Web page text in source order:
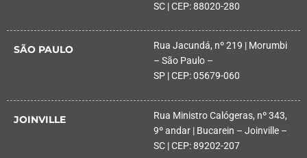
SC | CEP: 88020-280
SÃO PAULO
Rua Jacundá, nº 219 | Morumbi
– São Paulo –
SP | CEP: 05679-060
JOINVILLE
Rua Ministro Calógeras, nº 343,
9º andar | Bucarein – Joinville –
SC | CEP: 89202-207